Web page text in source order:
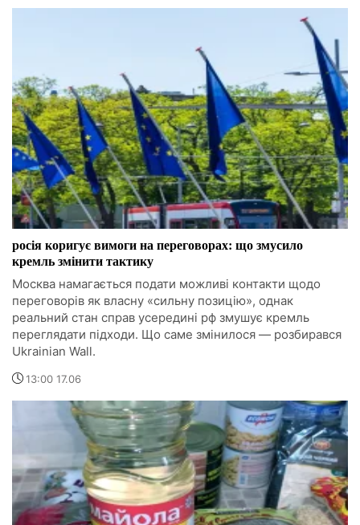
росія коригує вимоги на переговорах: що змусило
кремль змінити тактику
Москва намагається подати можливі контакти щодо
переговорів як власну «сильну позицію», однак
реальний стан справ усередині рф змушує кремль
переглядати підходи. Що саме змінилося — розбирався
Ukrainian Wall.
13:00 17.06